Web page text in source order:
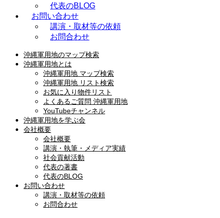
代表のBLOG
お問い合わせ
講演・取材等の依頼
お問合わせ
沖縄軍用地のマップ検索
沖縄軍用地とは
沖縄軍用地 マップ検索
沖縄軍用地 リスト検索
お気に入り物件リスト
よくあるご質問 沖縄軍用地
YouTubeチャンネル
沖縄軍用地を学ぶ会
会社概要
会社概要
講演・執筆・メディア実績
社会貢献活動
代表の著書
代表のBLOG
お問い合わせ
講演・取材等の依頼
お問合わせ